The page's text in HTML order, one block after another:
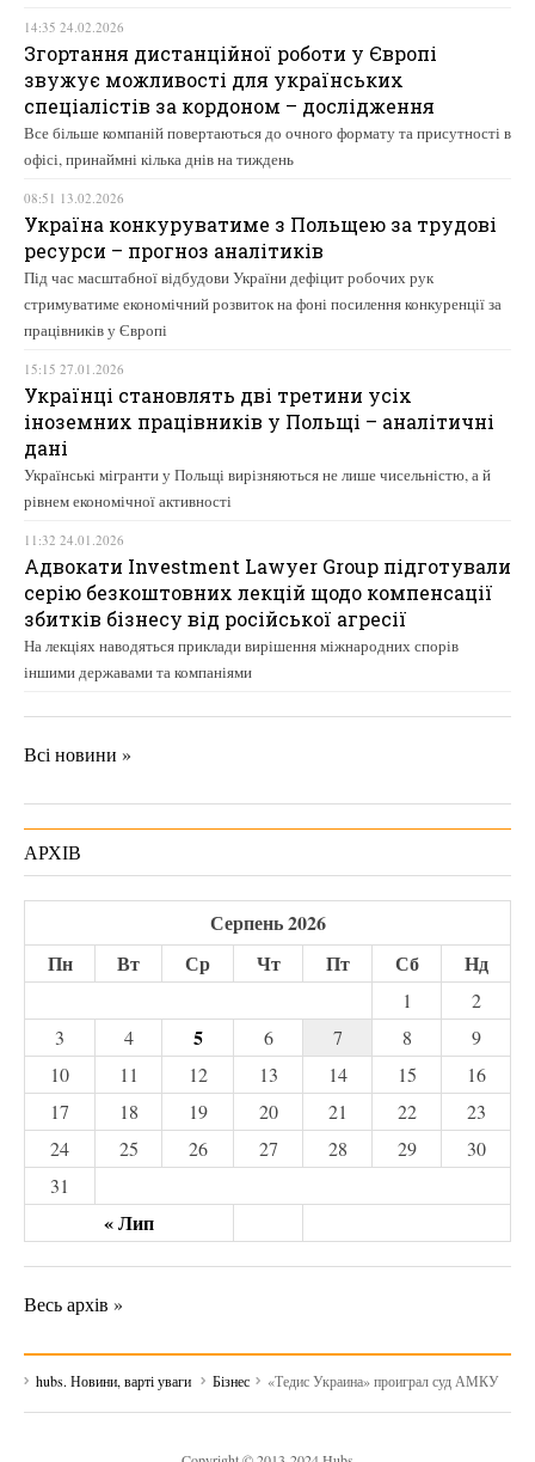
14:35 24.02.2026
Згортання дистанційної роботи у Європі
звужує можливості для українських
спеціалістів за кордоном – дослідження
Все більше компаній повертаються до очного формату та присутності в
офісі, принаймні кілька днів на тиждень
08:51 13.02.2026
Україна конкуруватиме з Польщею за трудові
ресурси – прогноз аналітиків
Під час масштабної відбудови України дефіцит робочих рук
стримуватиме економічний розвиток на фоні посилення конкуренції за
працівників у Європі
15:15 27.01.2026
Українці становлять дві третини усіх
іноземних працівників у Польщі – аналітичні
дані
Українські мігранти у Польщі вирізняються не лише чисельністю, а й
рівнем економічної активності
11:32 24.01.2026
Адвокати Investment Lawyer Group підготували
серію безкоштовних лекцій щодо компенсації
збитків бізнесу від російської агресії
На лекціях наводяться приклади вирішення міжнародних спорів
іншими державами та компаніями
Всі новини »
АРХІВ
Серпень 2026
Пн
Вт Ср Чт Пт Сб Нд
« Лип
1
2
3
4 5 6 7 8
9
10
11 12 13 14 15
16
17
18 19 20 21 22
23
24
25 26 27 28 29
30
31
Весь архів »
hubs. Новини, варті уваги Бізнес «Тедис Украина» проиграл суд АМКУ